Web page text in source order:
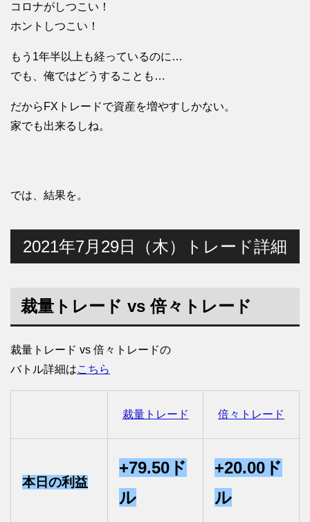
コロナがしつこい！
ホントしつこい！
もう1年半以上も経っているのに…
でも、俺ではどうすることも…
だからFXトレードで資産を増やすしかない。
家でも出来るしね。
では、結果を。
2021年7月29日（木）トレード詳細
裁量トレード vs 倍々トレード
裁量トレード vs 倍々トレードの
バトル詳細はこちら
裁量トレード 倍々トレード
本日の利益
+79.50ド
ル
+20.00ド
ル